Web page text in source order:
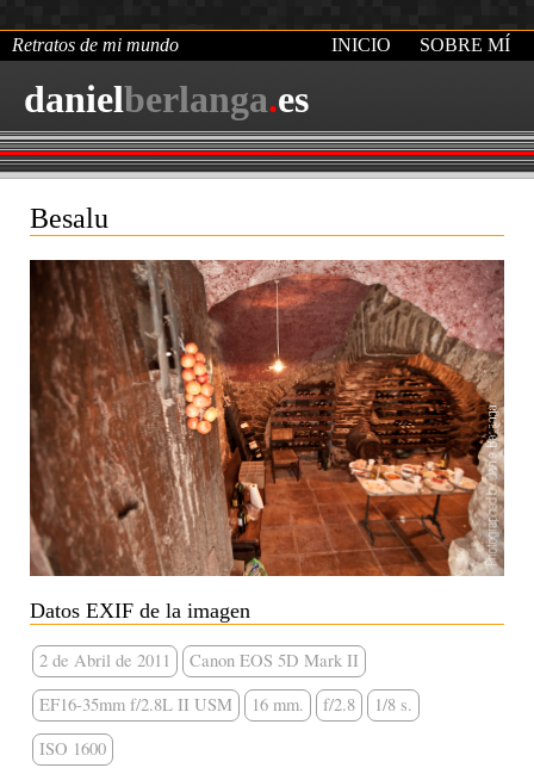
danielberlanga.es
Retratos de mi mundo INICIO SOBRE MÍ
Besalu
Datos EXIF de la imagen
2 de Abril de 2011
Canon EOS 5D Mark II
EF16-35mm f/2.8L II USM
16 mm. f/2.8
1/8 s.
ISO 1600